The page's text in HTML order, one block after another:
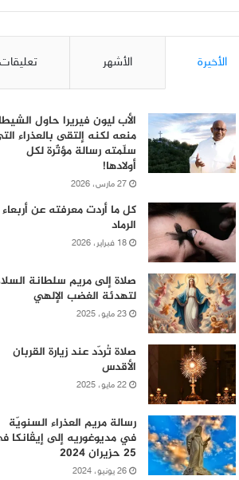
الأخيرة الأشهر تعليقات
الأب ليون فيريرا حاول
منعه لكنه إلتقى بالعذراء
سلّمته رسالة مؤثّرة لكل
أولادها!
27 مارس، 2026
كل ما أردت معرفته عن أربعاء
الرماد
18 فبراير، 2026
صلاة إلى مريم سلطانة
لتهدئة الغضب الإلهي
23 مايو، 2025
صلاة تُردّد عند زيارة القربان
الأقدس
22 مايو، 2025
رسالة مريم العذراء السنويّة
في مديوغوريه إلى إيڤانكا
25 حزيران 2024
26 يونيو، 2024